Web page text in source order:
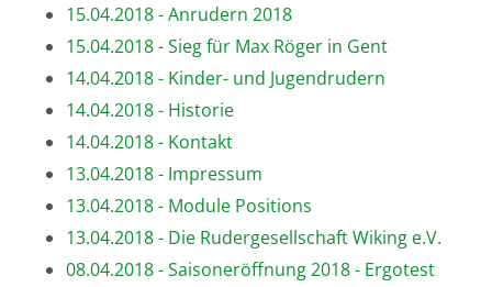
15.04.2018 - Anrudern 2018
15.04.2018 - Sieg für Max Röger in Gent
14.04.2018 - Kinder- und Jugendrudern
14.04.2018 - Historie
14.04.2018 - Kontakt
13.04.2018 - Impressum
13.04.2018 - Module Positions
13.04.2018 - Die Rudergesellschaft Wiking e.V.
08.04.2018 - Saisoneröffnung 2018 - Ergotest